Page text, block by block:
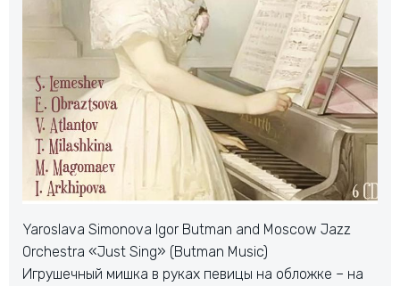
Yaroslava Simonova Igor Butman and Moscow Jazz
Orchestra «Just Sing» (Butman Music)
Игрушечный мишка в руках певицы на обложке – на